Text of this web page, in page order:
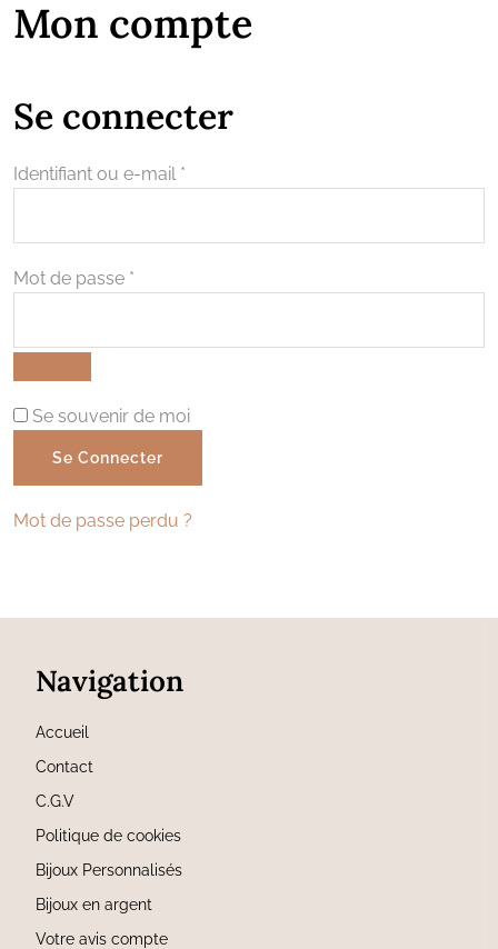
Mon compte
Se connecter
Identifiant ou e-mail *
Mot de passe *
Se souvenir de moi
Se Connecter
Mot de passe perdu ?
Navigation
Accueil
Contact
C.G.V
Politique de cookies
Bijoux Personnalisés
Bijoux en argent
Votre avis compte